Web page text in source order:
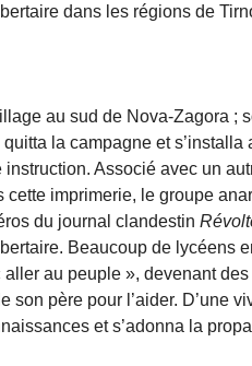
dans les régions de
au sud de Nova-Zagora ;
quitta la campagne et
instruction. Associé avec un
cette imprimerie, le groupe
du journal clandestin
Beaucoup de lycéens
aller au peuple », devenant
son père pour l’aider. D’une
et s’adonna la